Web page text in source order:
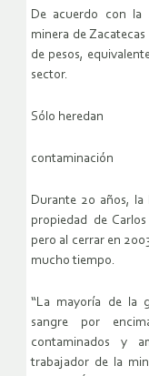
De acuerdo con la
minera de
de pesos,
sector.
Sólo heredan
contaminación
Durante 20 años, la
propiedad de
pero al cerrar en
mucho tiempo.
“La mayoría de la
sangre por
contaminados y
trabajador de la